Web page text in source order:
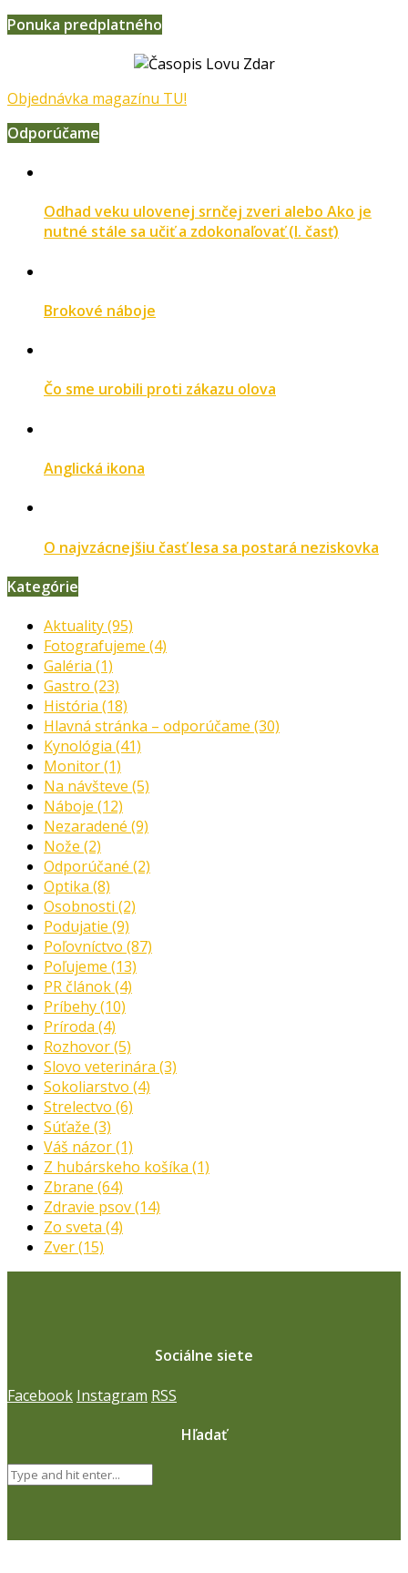
Ponuka predplatného
Objednávka magazínu TU!
Odporúčame
Odhad veku ulovenej srnčej zveri alebo Ako je
nutné stále sa učiť a zdokonaľovať (I. časť)
Brokové náboje
Čo sme urobili proti zákazu olova
Anglická ikona
O najvzácnejšiu časť lesa sa postará neziskovka
Kategórie
Aktuality(95)
Fotografujeme (4)
Galéria (1)
Gastro (23)
História (18)
Hlavná stránka – odporúčame (30)
Kynológia (41)
Monitor(1)
Na návšteve (5)
Náboje (12)
Nezaradené (9)
Nože (2)
Odporúčané (2)
Optika (8)
Osobnosti (2)
Podujatie (9)
Poľovníctvo (87)
Poľujeme (13)
PR článok(4)
Príbehy(10)
Príroda (4)
Rozhovor(5)
Slovo veterinára (3)
Sokoliarstvo (4)
Strelectvo (6)
Súťaže (3)
Váš názor(1)
Z hubárskeho košíka (1)
Zbrane (64)
Zdravie psov(14)
Zo sveta (4)
Zver(15)
Sociálne siete
Facebook Instagram RSS
Hľadať